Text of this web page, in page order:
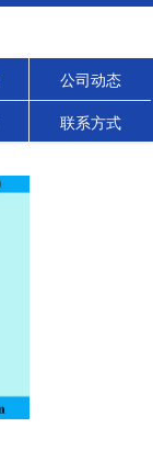
公司动态
联系方式